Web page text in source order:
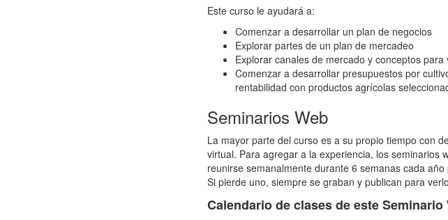
Este curso le ayudará a:
Comenzar a desarrollar un plan de negocios
Explorar partes de un plan de mercadeo
Explorar canales de mercado y conceptos
Comenzar a desarrollar presupuestos por
rentabilidad con productos agrícolas
Seminarios Web
La mayor parte del curso es a su propio tiempo con
virtual. Para agregar a la experiencia, los seminarios
reunirse semanalmente durante 6 semanas cada
Si pierde uno, siempre se graban y publican para
Calendario de clases de este Seminario